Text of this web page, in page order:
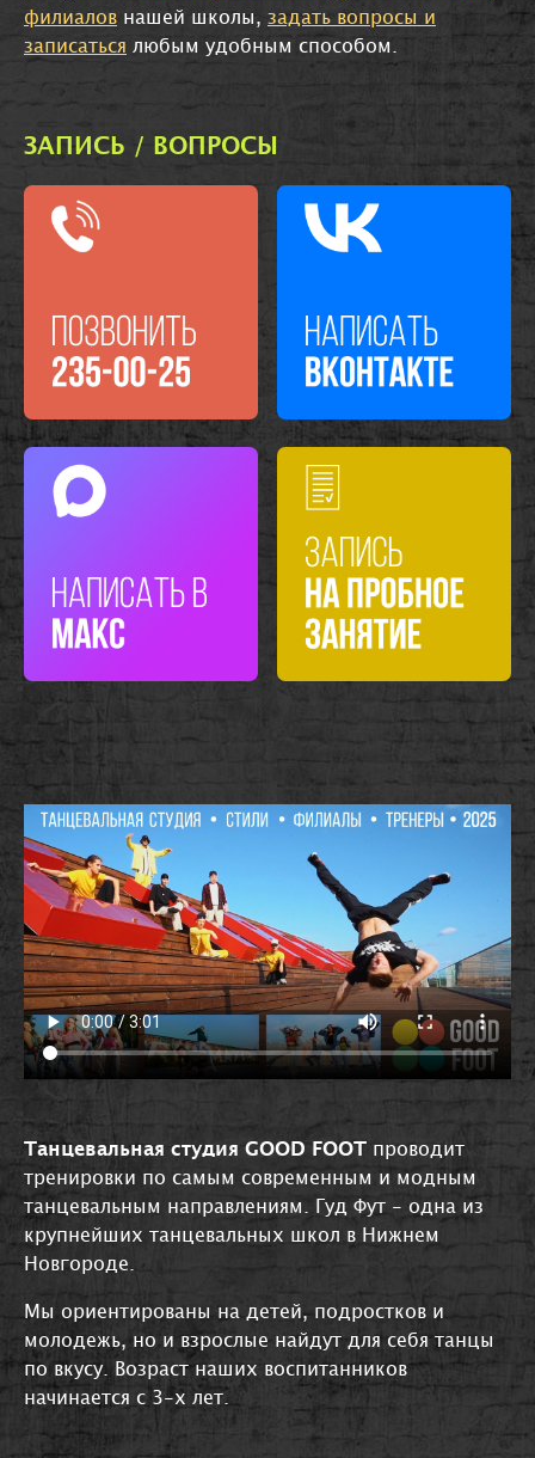
филиалов нашей школы, задать вопросы и
записаться любым удобным способом.
ЗАПИСЬ / ВОПРОСЫ
Танцевальная студия GOOD FOOT проводит
тренировки по самым современным и модным
танцевальным направлениям. Гуд Фут - одна из
крупнейших танцевальных школ в Нижнем
Новгороде.
Мы ориентированы на детей, подростков и
молодежь, но и взрослые найдут для себя танцы
по вкусу. Возраст наших воспитанников
начинается с 3-х лет.